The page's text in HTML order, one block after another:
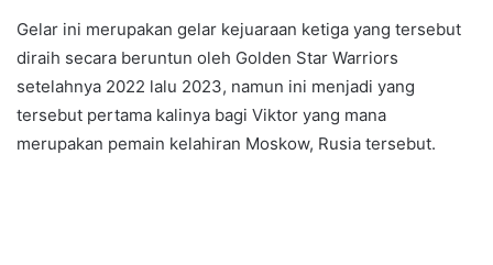
Gelar ini merupakan gelar kejuaraan ketiga yang tersebut
diraih secara beruntun oleh Golden Star Warriors
setelahnya 2022 lalu 2023, namun ini menjadi yang
tersebut pertama kalinya bagi Viktor yang mana
merupakan pemain kelahiran Moskow, Rusia tersebut.